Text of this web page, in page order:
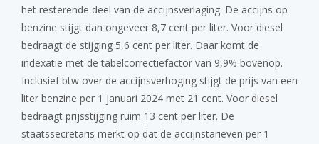
het resterende deel van de accijnsverlaging. De accijns op
benzine stijgt dan ongeveer 8,7 cent per liter. Voor diesel
bedraagt de stijging 5,6 cent per liter. Daar komt de
indexatie met de tabelcorrectiefactor van 9,9% bovenop.
Inclusief btw over de accijnsverhoging stijgt de prijs van een
liter benzine per 1 januari 2024 met 21 cent. Voor diesel
bedraagt prijsstijging ruim 13 cent per liter. De
staatssecretaris merkt op dat de accijnstarieven per 1